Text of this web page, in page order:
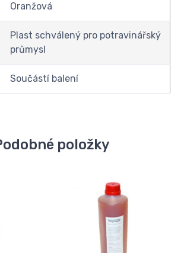
Oranžová
Plast schválený pro potravinářský
průmysl
Součástí balení
položky